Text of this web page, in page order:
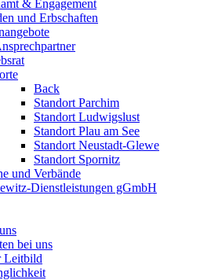
& Engagement
und Erbschaften
Back
Standort Parchim
Standort Ludwigslust
Standort Plau am See
Standort Neustadt-Glewe
Standort Spornitz
und Verbände
Dienstleistungen gGmbH
bei uns
Leitbild